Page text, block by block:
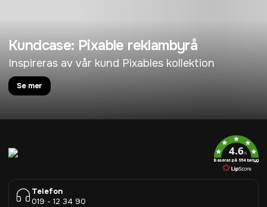
Kundcase: Pixable reklambyrå
Inspireras av vår kund Pixables kollektion
Se mer
4.6/5
Baserat på 954 betyg
Telefon
019 - 12 34 90